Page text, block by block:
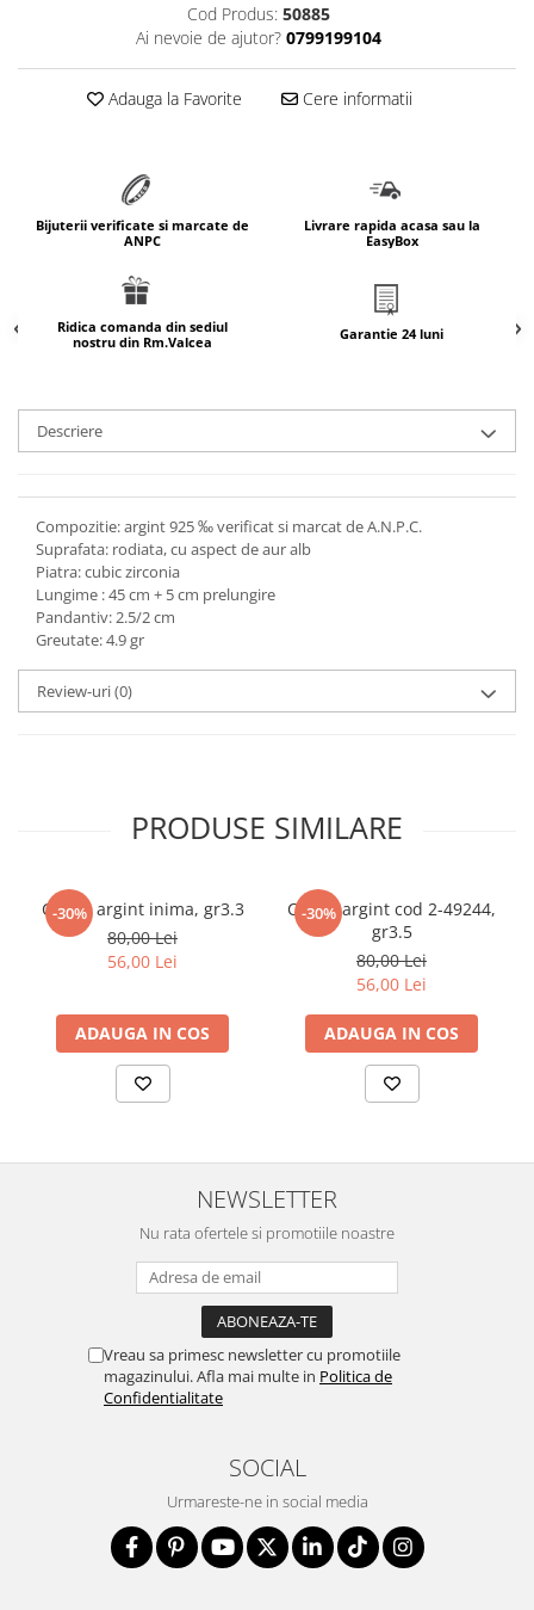
marimea 66
SETURI ARGINT
marime reglabila
marimea 51
marimea 52
marimea 54
marimea 55
marimea 57
marimea 58
marimea 59
marimea 60
marimea 61
marimea 63
marimea 64
Cod Produs: 50885
Ai nevoie de ajutor? 0799199104
Adauga la Favorite Cere informatii
Bijuterii verificate si marcate de
ANPC
Livrare rapida acasa sau la
EasyBox
Ridica comanda din sediul
nostru din Rm.Valcea
Garantie 24 luni
Descriere
Compozitie: argint 925 ‰ verificat si marcat de A.N.P.C.
Suprafata: rodiata, cu aspect de aur alb
Piatra: cubic zirconia
Lungime : 45 cm + 5 cm prelungire
Pandantiv: 2.5/2 cm
Greutate: 4.9 gr
Review-uri(0)
PRODUSE SIMILARE
-30%
Cercei argint inima, gr3.3
80,00 Lei
56,00 Lei
ADAUGA IN COS
-30%
Cercei argint cod 2-49244,
gr3.5
80,00 Lei
56,00 Lei
ADAUGA IN COS
NEWSLETTER
Nu rata ofertele si promotiile noastre
Vreau sa primesc newsletter cu promotiile
magazinului. Afla mai multe in Politica de
Confidentialitate
SOCIAL
Urmareste-ne in social media